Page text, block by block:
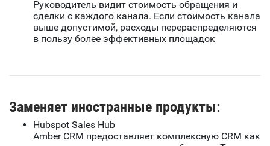
Руководитель видит стоимость обращения и
сделки с каждого канала. Если стоимость канала
выше допустимой, расходы перераспределяются
в пользу более эффективных площадок
Заменяет иностранные продукты:
Hubspot Sales Hub
Amber CRM предоставляет комплексную CRM как